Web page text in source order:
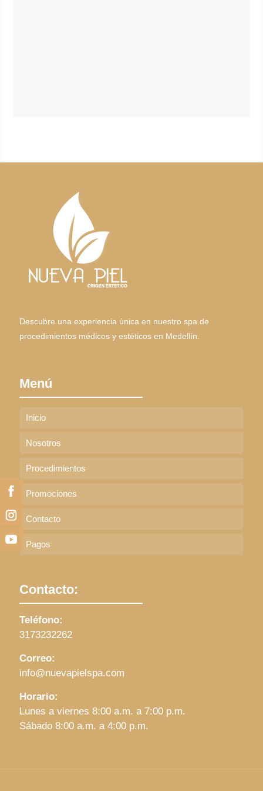
Facebook
Instagram
Youtube
Descubre una experiencia única en nuestro spa de
procedimientos médicos y estéticos en Medellín.
Menú
Inicio
Nosotros
Procedimientos
Promociones
Contacto
Pagos
Contacto:
Teléfono:
3173232262
Correo:
info@nuevapielspa.com
Horario:
Lunes a viernes 8:00 a.m. a 7:00 p.m.
Sábado 8:00 a.m. a 4:00 p.m.